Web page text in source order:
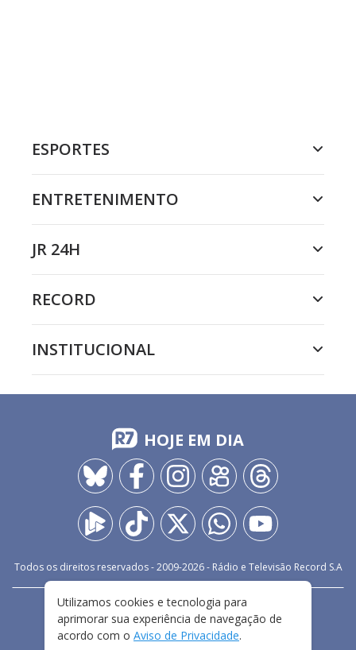
ESPORTES
ENTRETENIMENTO
JR 24H
RECORD
INSTITUCIONAL
HOJE EM DIA
Todos os direitos reservados - 2009-2026- Rádio e Televisão Record S.A
FALE CONOSCO
PRIVACIDADE
TERMOS E CONDIÇÕES DE USO
Utilizamos cookies e tecnologia para
aprimorar sua experiência de navegação de
acordo com o Aviso de Privacidade.